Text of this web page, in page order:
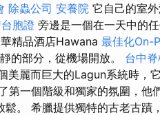
除蟲公司 安養院 它自己的室
胞證 旁邊是一個在一天中的
精品酒店Hawana 最佳化On-
的部分，從機場開放。 台中
美麗而巨大的Lagun系統時，
第一個階級和獨家的氛圍，他
。 希臘提供獨特的古老古蹟